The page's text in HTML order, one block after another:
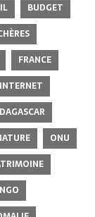
BUDGET
FRANCE
INTERNET
ONU